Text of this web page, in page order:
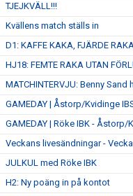
TJEJKVÄLL!!!
Kvällens match ställs in
D1: KAFFE KAKA, FJÄRDE
HJ18: FEMTE RAKA UTAN
MATCHINTERVJU: Benny Sand
GAMEDAY | Åstorp/Kvidinge
GAMEDAY | Röke IBK - Åstorp/
Veckans livesändningar -
JULKUL med Röke IBK
H2: Ny poäng in på kontot